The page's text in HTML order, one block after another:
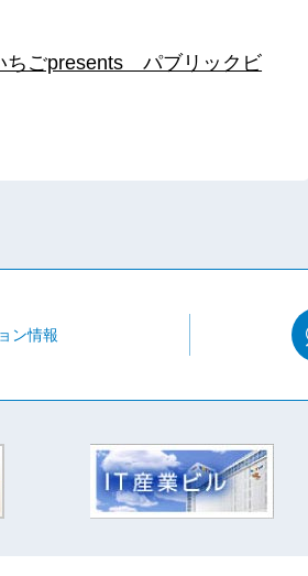
ちごpresents パブリックビ
ン情報